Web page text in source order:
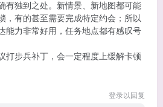
有独到之处。新情景、新地图都可能
，有的甚至需要完成特定约会；所以
能力非常好用，任务地点都有感叹号
打步兵补丁，会一定程度上缓解卡顿
登录以回复